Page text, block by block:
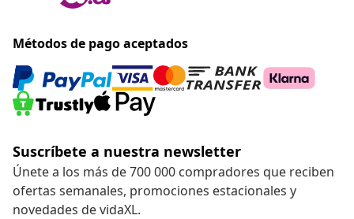
Métodos de pago aceptados
Suscríbete a nuestra newsletter
Únete a los más de 700 000 compradores que reciben
ofertas semanales, promociones estacionales y
novedades de vidaXL.